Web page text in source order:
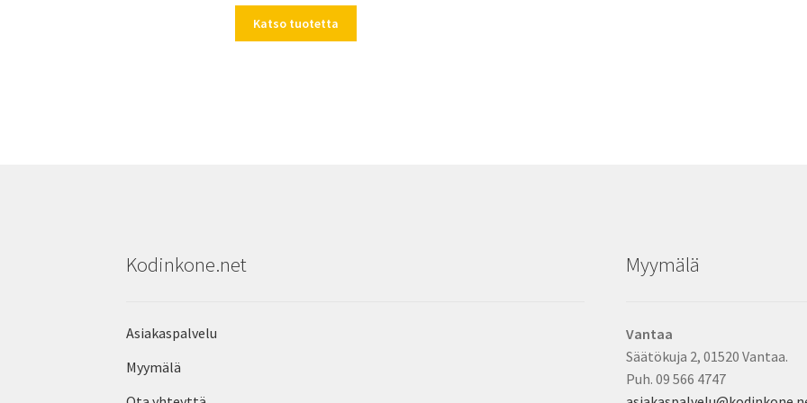
Katso tuotetta
Kodinkone.net
Asiakaspalvelu
Myymälä
Myymälä
Vantaa
Säätökuja 2, 01520 Vantaa.
Puh. 09 566 4747